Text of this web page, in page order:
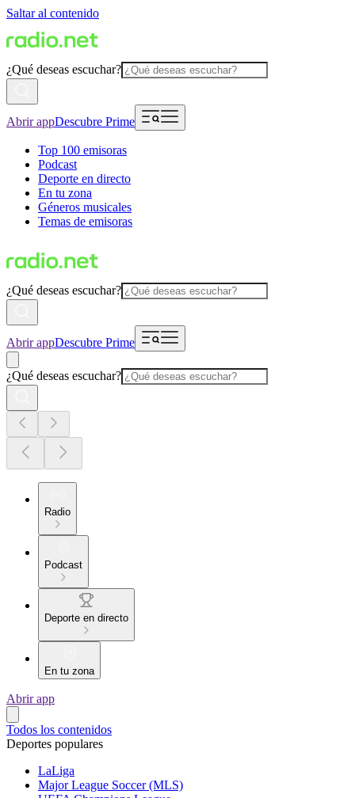
Saltar al contenido
¿Qué deseas escuchar?
Abrir appDescubre Prime
Top 100 emisoras
Podcast
Deporte en directo
En tu zona
Géneros musicales
Temas de emisoras
¿Qué deseas escuchar?
Abrir appDescubre Prime
¿Qué deseas escuchar?
Radio
Podcast
Deporte en directo
En tu zona
Abrir app
Todos los contenidos
Deportes populares
LaLiga
Major League Soccer (MLS)